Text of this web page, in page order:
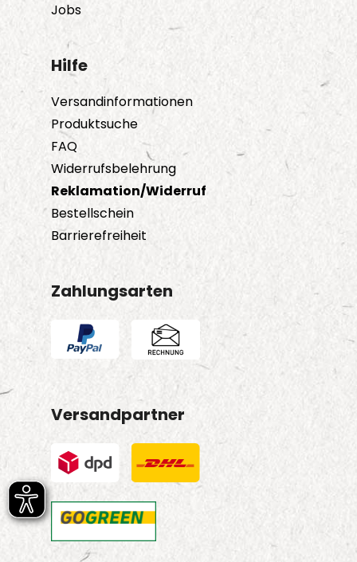
Jobs
Hilfe
Versandinformationen
Produktsuche
FAQ
Widerrufsbelehrung
Reklamation/Widerruf
Bestellschein
Barrierefreiheit
Zahlungsarten
Versandpartner